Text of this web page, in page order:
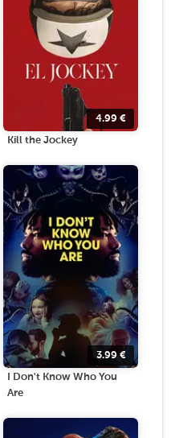
4.99 €
Kill the Jockey
3.99 €
I Don't Know Who You
Are